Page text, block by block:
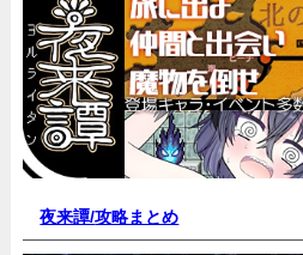
夜来譚/攻略まとめ